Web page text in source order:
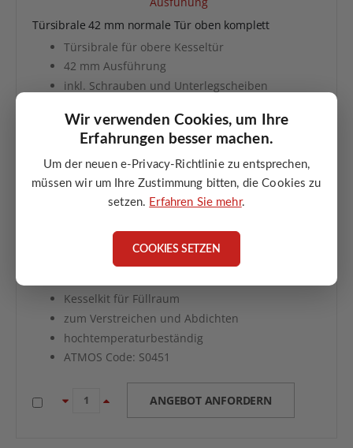
Wir verwenden Cookies, um Ihre
Erfahrungen besser machen.
Um der neuen e-Privacy-Richtlinie zu entsprechen,
müssen wir um Ihre Zustimmung bitten, die Cookies zu
setzen. Erfahren Sie mehr.
COOKIES SETZEN
Türsibrale 42 mm normale Tür oben komplett
Türsibrale für obere Kesseltür
42 mm Ausführung
inkl. Schrauben und Unterlegscheiben
ANGEBOT ANFORDERN
Kesselkit für Füllraum
zum Verstreichen und Abdichten
hochtemperaturbeständig
ATMOS Code: S0451
ANGEBOT ANFORDERN